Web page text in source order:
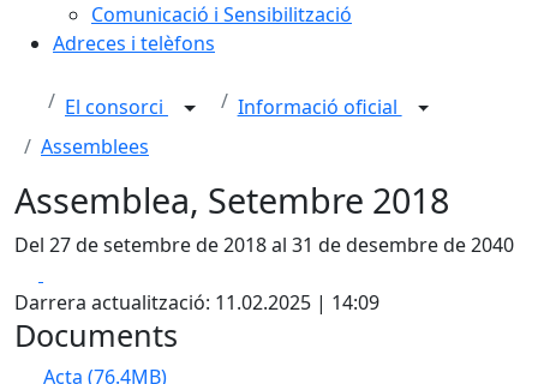
Comunicació i Sensibilització
Adreces i telèfons
El consorci
Informació oficial
Assemblees
Assemblea, Setembre 2018
Del 27 de setembre de 2018 al 31 de desembre de 2040
Darrera actualització: 11.02.2025 | 14:09
Documents
Acta (76.4MB)